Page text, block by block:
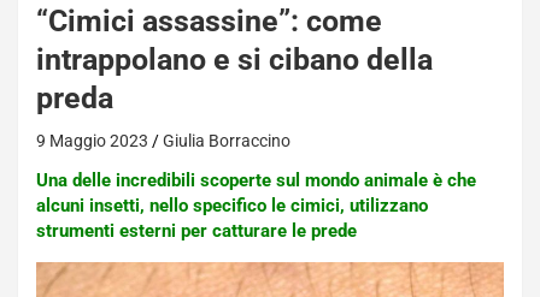
“Cimici assassine”: come
intrappolano e si cibano della
preda
9 Maggio 2023 Giulia Borraccino
Una delle incredibili scoperte sul mondo animale è che
alcuni insetti, nello specifico le cimici, utilizzano
strumenti esterni per catturare le prede